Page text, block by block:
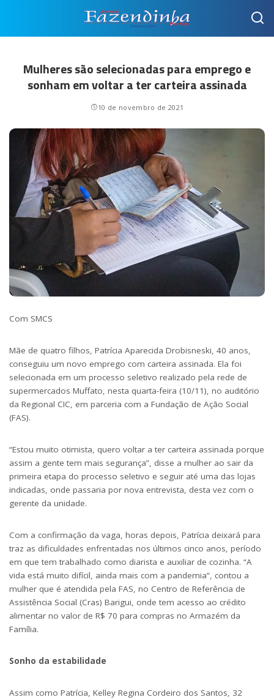
Mulheres são selecionadas para emprego e
sonham em voltar a ter carteira assinada
10 de novembro de 2021
Com SMCS
Mãe de quatro filhos, Patrícia Aparecida Drobisneski, 40 anos,
conseguiu um novo emprego com carteira assinada. Ela foi
selecionada em um processo seletivo realizado pela rede de
supermercados Muffato, nesta quarta-feira (10/11), no auditório
da Regional CIC, em parceria com a Fundação de Ação Social
(FAS).
“Estou muito otimista, quero voltar a ter carteira assinada porque
assim a gente tem mais segurança”, disse a mulher ao sair da
primeira etapa do processo seletivo e seguir até uma das lojas
indicadas, onde passaria por nova entrevista, desta vez com o
gerente da unidade.
Com a confirmação da vaga, horas depois, Patrícia deixará para
traz as dificuldades enfrentadas nos últimos cinco anos, período
em que tem trabalhado como diarista e auxiliar de cozinha. “A
vida está muito difícil, ainda mais com a pandemia”, contou a
mulher que é atendida pela FAS, no Centro de Referência de
Assistência Social (Cras) Barigui, onde tem acesso ao crédito
alimentar no valor de R$ 70 para compras no Armazém da
Família.
Sonho da estabilidade
Assim como Patrícia, Kelley Regina Cordeiro dos Santos, 32